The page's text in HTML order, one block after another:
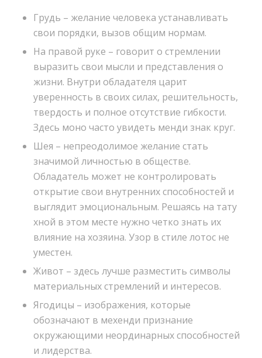
Грудь – желание человека устанавливать
свои порядки, вызов общим нормам.
На правой руке – говорит о стремлении
выразить свои мысли и представления о
жизни. Внутри обладателя царит
уверенность в своих силах, решительность,
твердость и полное отсутствие гибкости.
Здесь моно часто увидеть менди знак круг.
Шея – непреодолимое желание стать
значимой личностью в обществе.
Обладатель может не контролировать
открытие свои внутренних способностей и
выглядит эмоциональным. Решаясь на тату
хной в этом месте нужно четко знать их
влияние на хозяина. Узор в стиле лотос не
уместен.
Живот – здесь лучше разместить символы
материальных стремлений и интересов.
Ягодицы – изображения, которые
обозначают в мехенди признание
окружающими неординарных способностей
и лидерства.